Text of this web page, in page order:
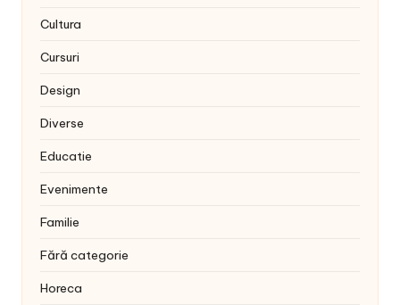
Cultura
Cursuri
Design
Diverse
Educatie
Evenimente
Familie
Fără categorie
Horeca